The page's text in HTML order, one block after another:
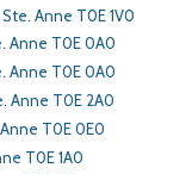
Anne T0E 1V0
Anne T0E 0A0
Anne T0E 0A0
Anne T0E 2A0
T0E 0E0
T0E 1A0